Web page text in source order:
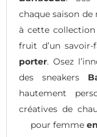
chaque saison de
à cette collection
fruit d’un
porter. Osez
des sneakers
hautement
créatives de
pour femme